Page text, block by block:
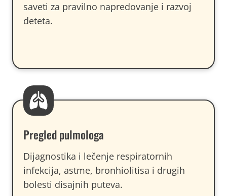
saveti za pravilno napredovanje i razvoj
deteta.
Pregled pulmologa
Dijagnostika i lečenje respiratornih
infekcija, astme, bronhiolitisa i drugih
bolesti disajnih puteva.